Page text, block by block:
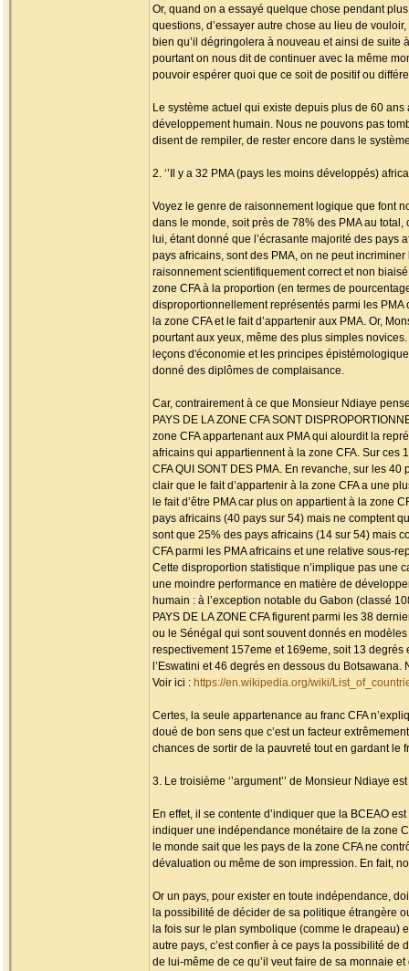
Or, quand on a essayé quelque chose pendant
questions, d’essayer autre chose au lieu de
bien qu’il dégringolera à nouveau et ainsi de suite
pourtant on nous dit de continuer avec la même
pouvoir espérer quoi que ce soit de positif ou
Le système actuel qui existe depuis plus de 60
développement humain. Nous ne pouvons pas
disent de rempiler, de rester encore dans le
2. ‘’Il y a 32 PMA (pays les moins développés)
Voyez le genre de raisonnement logique que font
dans le monde, soit près de 78% des PMA au
lui, étant donné que l’écrasante majorité des pays
pays africains, sont des PMA, on ne peut incriminer
raisonnement scientifiquement correct et non
zone CFA à la proportion (en termes de
disproportionnellement représentés parmi les
la zone CFA et le fait d’appartenir aux PMA. Or,
pourtant aux yeux, même des plus simples
leçons d'économie et les principes
donné des diplômes de complaisance.
Car, contrairement à ce que Monsieur Ndiaye
PAYS DE LA ZONE CFA SONT
zone CFA appartenant aux PMA qui alourdit la
africains qui appartiennent à la zone CFA. Sur ces
CFA QUI SONT DES PMA. En revanche, sur les
clair que le fait d’appartenir à la zone CFA a une
le fait d’être PMA car plus on appartient à la zone
pays africains (40 pays sur 54) mais ne comptent
sont que 25% des pays africains (14 sur 54) mais
CFA parmi les PMA africains et une relative sous-
Cette disproportion statistique n’implique pas une
une moindre performance en matière de
humain : à l’exception notable du Gabon (classé
PAYS DE LA ZONE CFA figurent parmi les 38
ou le Sénégal qui sont souvent donnés en modèles
respectivement 157eme et 169eme, soit 13
l’Eswatini et 46 degrés en dessous du Botsawana.
Voir ici : https://en.wikipedia.org/wiki/
Certes, la seule appartenance au franc CFA
doué de bon sens que c’est un facteur
chances de sortir de la pauvreté tout en gardant le
3. Le troisième ‘’argument’’ de Monsieur Ndiaye
En effet, il se contente d’indiquer que la BCEAO
indiquer une indépendance monétaire de la zone
le monde sait que les pays de la zone CFA ne
dévaluation ou même de son impression. En fait,
Or un pays, pour exister en toute indépendance,
la possibilité de décider de sa politique étrangère
la fois sur le plan symbolique (comme le drapeau)
autre pays, c’est confier à ce pays la possibilité
de lui-même de ce qu’il veut faire de sa monnaie